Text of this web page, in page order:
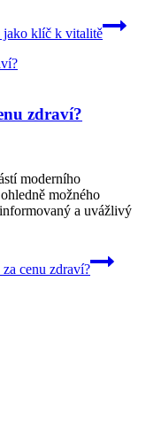
jako klíč k vitalitě
zdraví?
moderního
možného
a uvážlivý
cenu zdraví?